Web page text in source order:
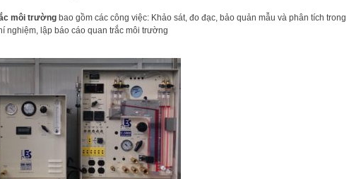
môi trường bao gồm các công việc: Khảo sát, đo đạc, bảo quản mẫu và phân tích trong
nghiệm, lập báo cáo quan trắc môi trường